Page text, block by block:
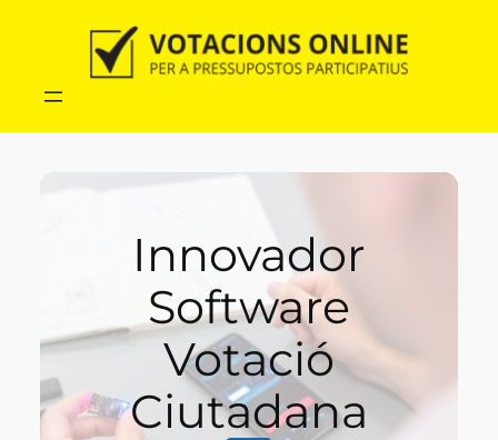
contingut
Innovador
Software
Votació
Ciutadana